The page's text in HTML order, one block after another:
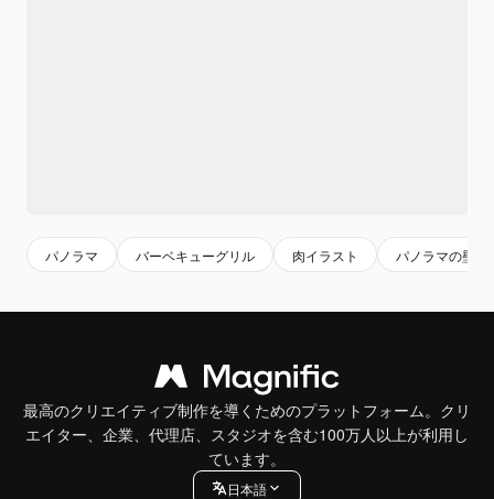
パノラマ バーベキューグリル 肉イラスト パノラマの壁紙
最高のクリエイティブ制作を導くためのプラットフォーム。クリ
エイター、企業、代理店、スタジオを含む100万人以上が利用し
ています。
日本語